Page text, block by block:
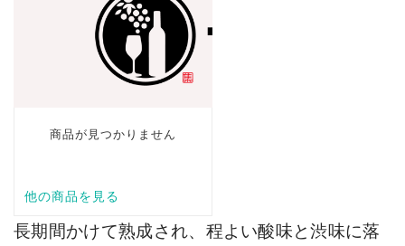
長期間かけて熟成され、程よい酸味と渋味に落